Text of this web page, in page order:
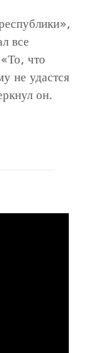
все
что
не удастся
он.